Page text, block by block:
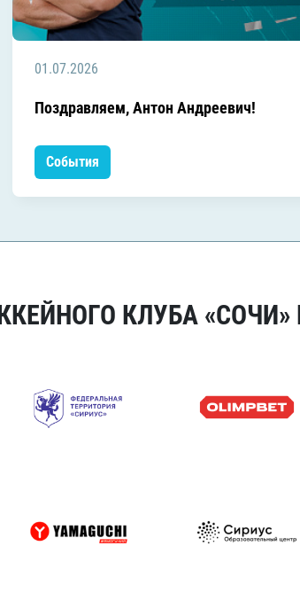
01.07.2026
Поздравляем, Антон Андреевич!
События
КЛУБА «СОЧИ»